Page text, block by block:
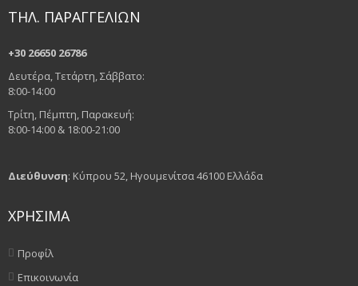
ΤΗΛ. ΠΑΡΑΓΓΕΛΙΩΝ
+30 26650 26786
Δευτέρα, Τετάρτη, Σάββατο:
8:00-14:00
Τρίτη, Πέμπτη, Παρακευή:
8:00-14:00 & 18:00-21:00
Διεύθυνση: Κύπρου 52, Ηγουμενίτσα 46100 Ελλάδα
ΧΡΗΣΙΜΑ
Προφίλ
Επικοινωνία